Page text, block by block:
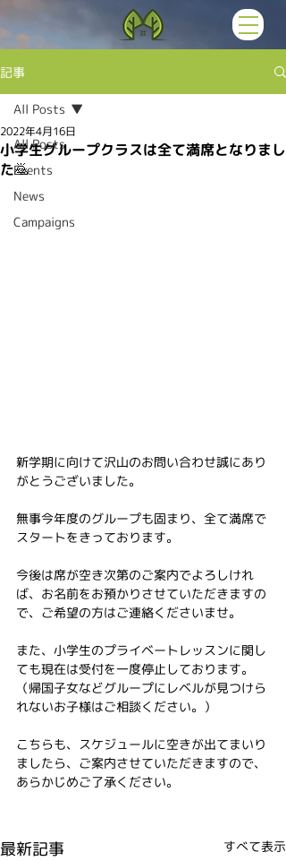
記事
All Posts
Events
News
Campaigns
All Posts
小学生グループクラスは全て満席となりまし
た🙇
2022年4月16日
新学期に向けて沢山のお問い合わせ誠にあり
がとうございました。
無事今年度のグループも固まり、全て満席で
スタートをきっております。
今後は席が空き次第のご案内でよろしけれ
ば、お名前をお預かりさせていただきますの
で、ご希望の方はご連絡くださいませ。
また、小学生のプライベートレッスンに関し
ても現在は受付を一度停止しております。
（帰国子女などグループにレベルが見つけら
れないお子様はご相談ください。）
こちらも、スケジュールに空きが出てまいり
ましたら、ご案内させていただきますので、
あらかじめご了承ください。
最新記事 すべて表示